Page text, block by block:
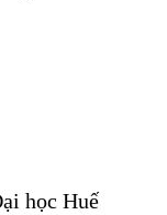
học Huế